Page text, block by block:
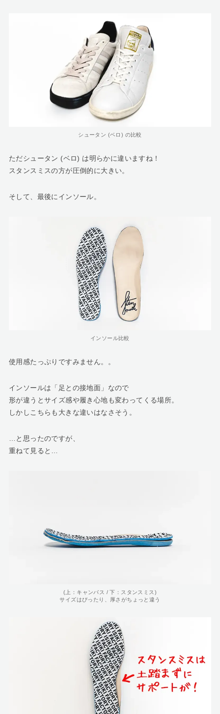
シュータン (ベロ) の比較
ただシュータン (ベロ) は明らかに違いますね！
スタンスミスの方が圧倒的に大きい。
そして、最後にインソール。
インソール比較
使用感たっぷりですみません。。
インソールは「足との接地面」なので
形が違うとサイズ感や履き心地も変わってくる場所。
しかしこちらも大きな違いはなさそう。
…と思ったのですが、
重ねて見ると…
(上：キャンパス / 下：スタンスミス)
サイズはぴったり、厚さがちょっと違う